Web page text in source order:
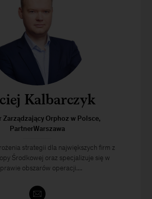
Kalbarczyk
Zarządzający Orphoz w Polsce,
PartnerWarszawa
strategii dla największych firm z
Środkowej oraz specjalizuje się w
obszarów operacji....